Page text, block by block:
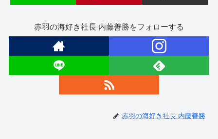
赤羽の海好き社長 内藤善勝をフォローする
赤羽の海好き社長 内藤善勝